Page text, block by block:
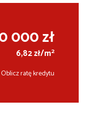
000 zł
6,82 zł/m2
Oblicz ratę kredytu